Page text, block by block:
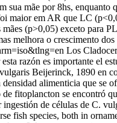
sua mãe por 8hs,
em AR que LC
(p>0,05) exceto para
melhora o crescimento
Los
razón es importante el
Beijerinck, 1890 en
alimenticia que
fitoplancton se encontró
de células de C.
fish species, both in